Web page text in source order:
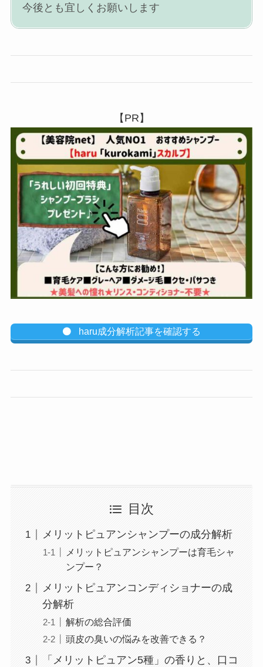
今後とも宜しくお願いします
【PR】
haru成分解析記事を確認する
目次
メリットピュアンシャンプーの成分解析
メリットピュアンシャンプーは育毛シャ
ンプー？
メリットピュアンコンディショナーの成
分解析
解析の総合評価
頭皮の臭いの悩みを改善できる？
「メリットピュアン5種」の香りと、口コ